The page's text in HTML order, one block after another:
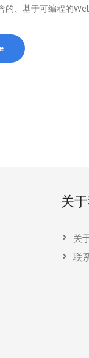
的、基于可编程的
关
关
联